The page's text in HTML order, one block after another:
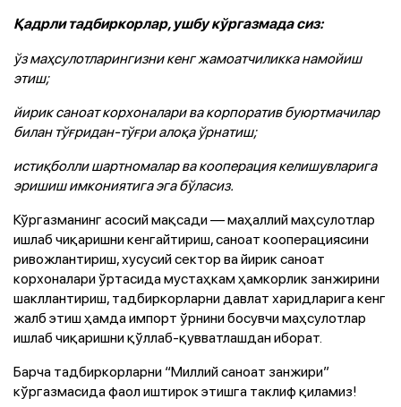
Қадрли тадбиркорлар, ушбу кўргазмада сиз:
ўз маҳсулотларингизни кенг жамоатчиликка намойиш
этиш;
йирик саноат корхоналари ва корпоратив буюртмачилар
билан тўғридан-тўғри алоқа ўрнатиш;
истиқболли шартномалар ва кооперация келишувларига
эришиш имкониятига эга бўласиз.
Кўргазманинг асосий мақсади — маҳаллий маҳсулотлар
ишлаб чиқаришни кенгайтириш, саноат кооперациясини
ривожлантириш, хусусий сектор ва йирик саноат
корхоналари ўртасида мустаҳкам ҳамкорлик занжирини
шакллантириш, тадбиркорларни давлат харидларига кенг
жалб этиш ҳамда импорт ўрнини босувчи маҳсулотлар
ишлаб чиқаришни қўллаб-қувватлашдан иборат.
Барча тадбиркорларни “Миллий саноат занжири”
кўргазмасида фаол иштирок этишга таклиф қиламиз!